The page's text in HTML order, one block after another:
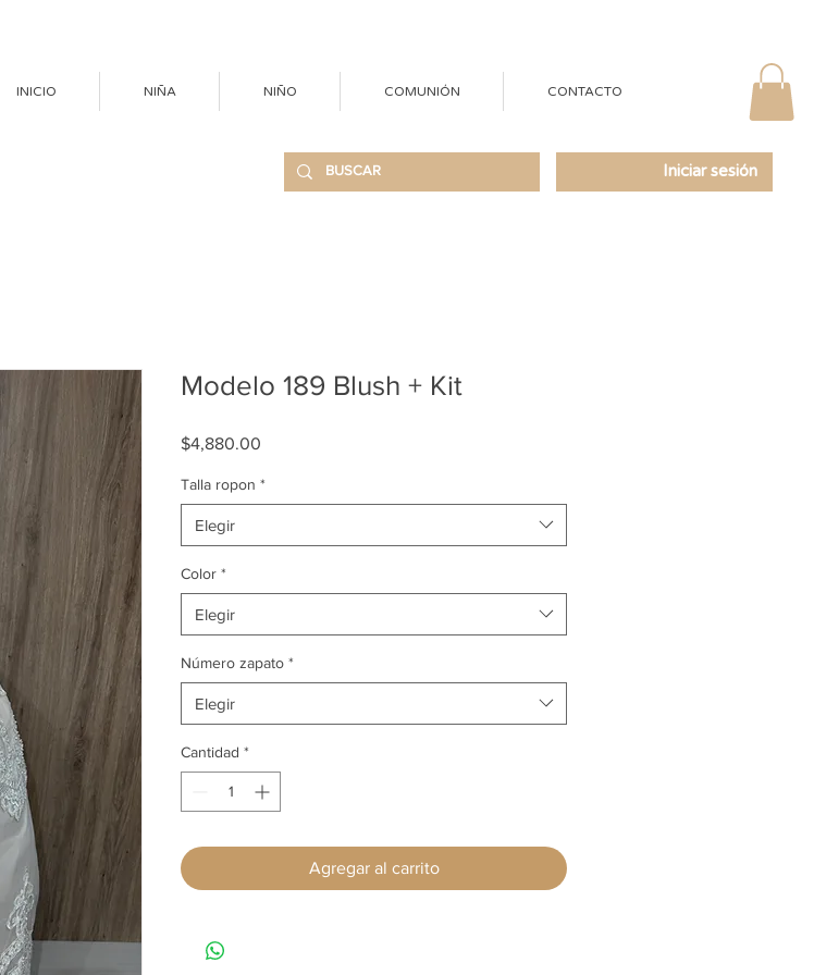
INICIO NIÑA NIÑO COMUNIÓN CONTACTO
Iniciar sesión
Modelo 189 Blush + Kit
$4,880.00
Talla ropon *
Elegir
Color *
Elegir
Número zapato *
Elegir
Cantidad *
Agregar al carrito